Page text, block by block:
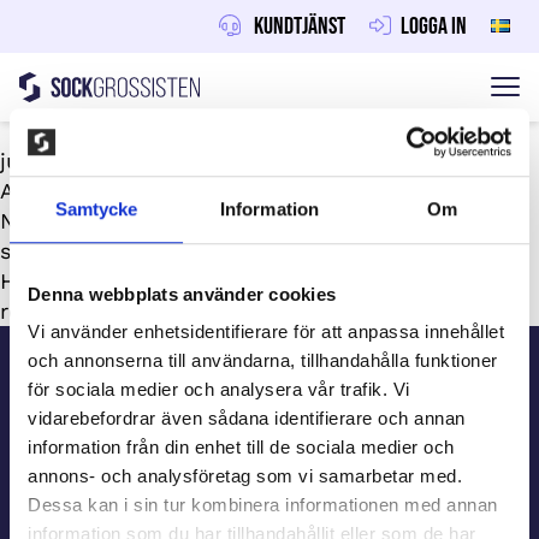
Samtycke Information Om
Denna webbplats använder cookies
Vi använder enhetsidentifierare för att anpassa innehållet
och annonserna till användarna, tillhandahålla funktioner
för sociala medier och analysera vår trafik. Vi
vidarebefordrar även sådana identifierare och annan
information från din enhet till de sociala medier och
annons- och analysföretag som vi samarbetar med.
Dessa kan i sin tur kombinera informationen med annan
information som du har tillhandahållit eller som de har
Kundtjänst Logga in
Hoppa till innehåll
Sockgrossisten
juni 30, 2026
Av
Ni får 45-150 kr per sålt paket (30%). Med ett lag
som hjälps åt blir det snabbt tusentals kronor –
Håbo FF och Kiruna IF samlade in över 26 000
respektive 35 000 kr.
Sidfot
Kundtjänst
Beställ information